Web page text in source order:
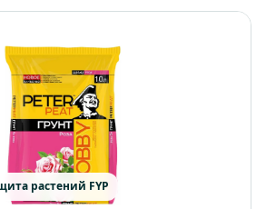
растений FYP